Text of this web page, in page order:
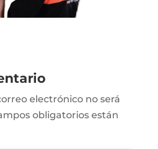
electrónico no será
obligatorios están